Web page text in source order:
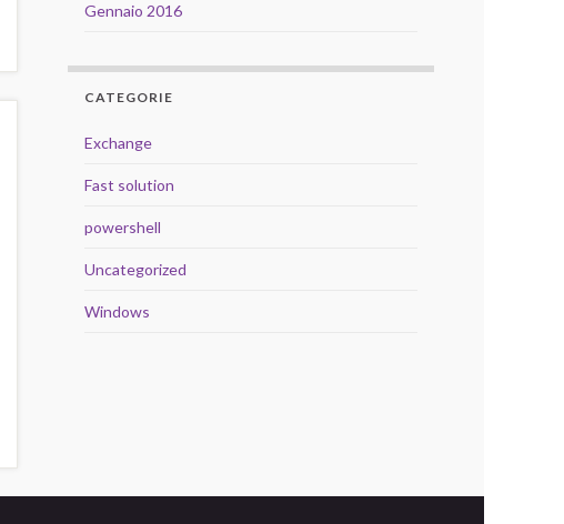
Gennaio 2016
CATEGORIE
Exchange
Fast solution
powershell
Uncategorized
Windows